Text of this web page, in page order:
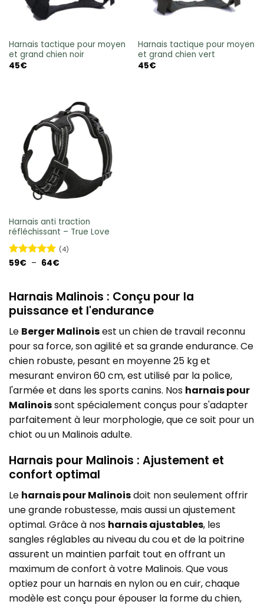
Harnais tactique pour moyen
et grand chien noir
45€
Harnais tactique pour moyen
et grand chien vert
45€
Harnais anti traction
réfléchissant – True Love
Note 5 sur
(4)
59€ – 64€Plage
à
64€
Harnais Malinois : Conçu pour la
puissance et l'endurance
Le Berger Malinoisest un chien de travail reconnu
pour sa force, son agilité et sa grande endurance. Ce
chien robuste, pesant en moyenne 25 kg et
mesurant environ 60 cm, est utilisé par la police,
l'armée et dans les sports canins. Nos harnais pour
Malinoissont spécialement conçus pour s'adapter
parfaitement à leur morphologie, que ce soit pour un
chiot ou un Malinois adulte.
Harnais pour Malinois : Ajustement et
confort optimal
Le harnais pour Malinoisdoit non seulement offrir
une grande robustesse, mais aussi un ajustement
optimal. Grâce à nos harnais ajustables, les
sangles réglables au niveau du cou et de la poitrine
assurent un maintien parfait tout en offrant un
maximum de confort à votre Malinois. Que vous
optiez pour un harnais en nylon ou en cuir, chaque
modèle est conçu pour épouser la forme du chien,